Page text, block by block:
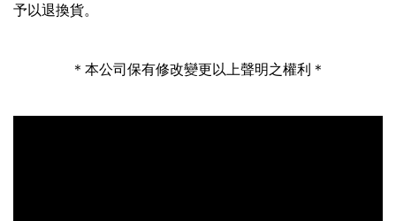
予以退換貨。
＊本公司保有修改變更以上聲明之權利＊